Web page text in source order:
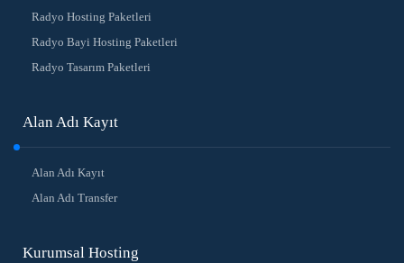
Radyo Hosting Paketleri
Radyo Bayi Hosting Paketleri
Radyo Tasarım Paketleri
Alan Adı Kayıt
Alan Adı Kayıt
Alan Adı Transfer
Kurumsal Hosting